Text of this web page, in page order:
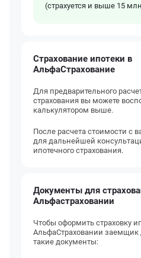
(страхуется и выше 15
Страхование ипотеки в
АльфаСтрахование
Для предварительного
страхования вы можете
калькулятором выше.
После расчета стоимости с
для дальнейшей
ипотечного страхования.
Документы для
Альфастраховании
Чтобы оформить страховку
АльфаСтраховании заемщик
такие документы: